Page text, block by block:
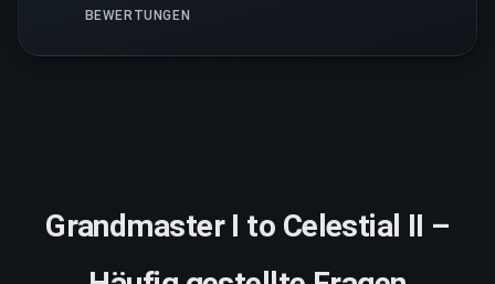
BEWERTUNGEN
Grandmaster I to Celestial II –